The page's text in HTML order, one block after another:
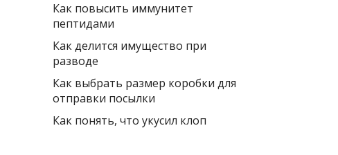
Как повысить иммунитет
пептидами
Как делится имущество при
разводе
Как выбрать размер коробки для
отправки посылки
Как понять, что укусил клоп